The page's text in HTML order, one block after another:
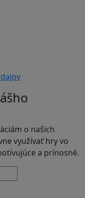
o našich
využívať hry vo
a prínosné.